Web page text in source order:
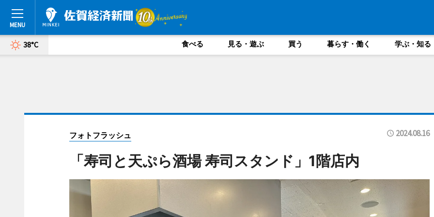
38°C 食べる 見る・遊ぶ 買う 暮らす・働く 学ぶ・知る
フォトフラッシュ 2024.08.16
「寿司と天ぷら酒場 寿司スタンド」1階店内